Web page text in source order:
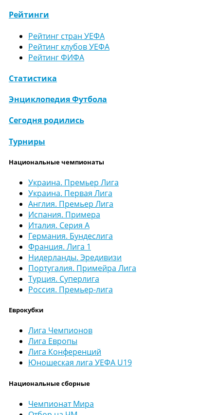
Рейтинги
Рейтинг стран УЕФА
Рейтинг клубов УЕФА
Рейтинг ФИФА
Статистика
Энциклопедия Футбола
Сегодня родились
Турниры
Национальные чемпионаты
Украина. Премьер Лига
Украина. Первая Лига
Англия. Премьер Лига
Испания. Примера
Италия. Серия А
Германия. Бундеслига
Франция. Лига 1
Нидерланды. Эредивизи
Португалия. Примейра Лига
Турция. Суперлига
Россия. Премьер-лига
Еврокубки
Лига Чемпионов
Лига Европы
Лига Конференций
Юношеская лига УЕФА U19
Национальные сборные
Чемпионат Мира